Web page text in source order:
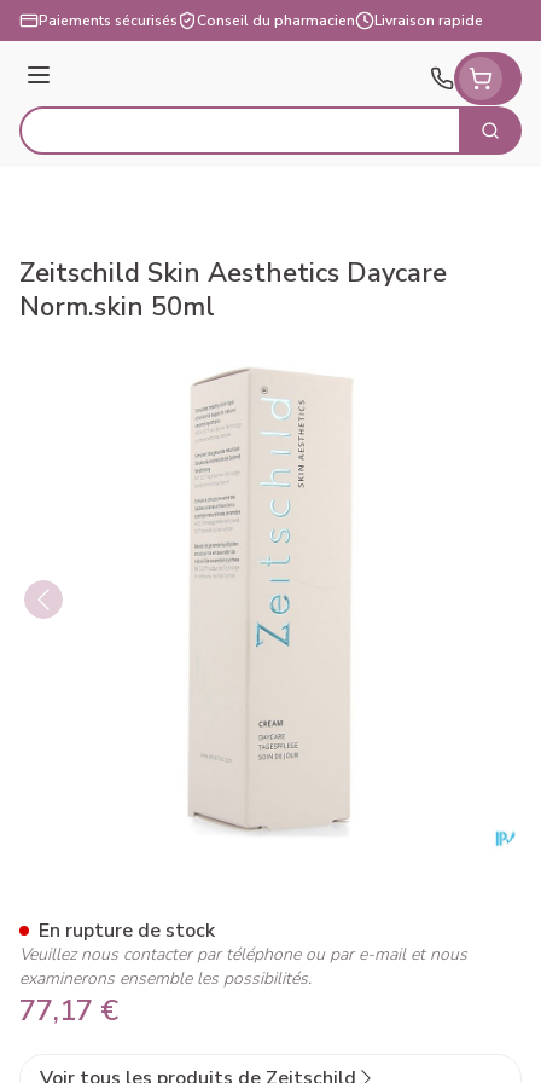
Aller au contenu
Paiements sécurisés Conseil du pharmacien Livraison rapide
Menu
Rechercher
Zeitschild Skin Aesthetics Daycare
Norm.skin 50ml
77,17 €
En rupture de stock
Veuillez nous contacter par téléphone ou par e-mail et nous
examinerons ensemble les possibilités.